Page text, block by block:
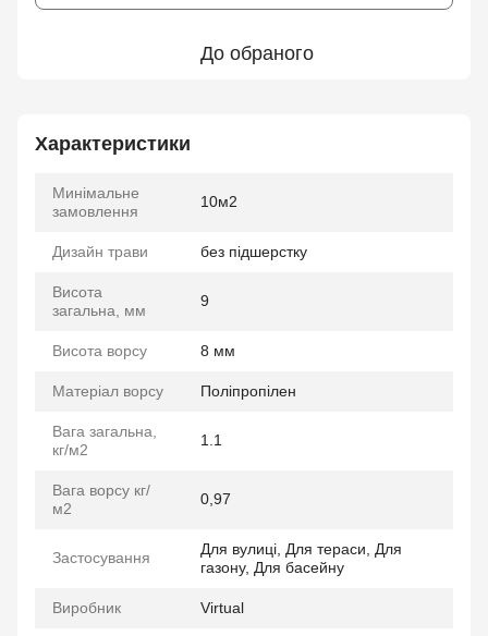
До обраного
Характеристики
Минімальне
замовлення
10м2
Дизайн трави без підшерстку
Висота
загальна, мм
9
Висота ворсу 8 мм
Матеріал ворсу Поліпропілен
Вага загальна,
кг/м2
1.1
Вага ворсу кг/
м2
0,97
Застосування
Для вулиці, Для тераси, Для
газону, Для басейну
Виробник Virtual